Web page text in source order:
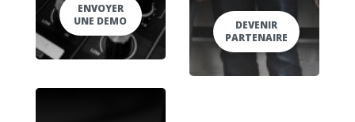
ENVOYER
UNE DEMO
DEVENIR
PARTENAIRE